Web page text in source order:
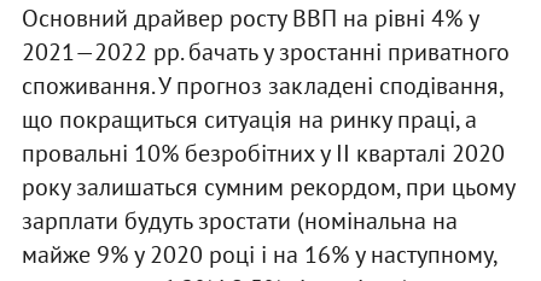
Основний драйвер росту ВВП на рівні 4% у
2021—2022 рр. бачать у зростанні приватного
споживання. У прогноз закладені сподівання,
що покращиться ситуація на ринку праці, а
провальні 10% безробітних у II кварталі 2020
року залишаться сумним рекордом, при цьому
зарплати будуть зростати (номінальна на
майже 9% у 2020 році і на 16% у наступному,